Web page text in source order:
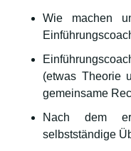
Wie machen
(etwas Theorie
gemeinsame
Nach dem
selbstständige